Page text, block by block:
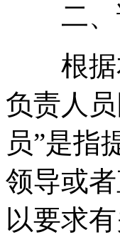
二、
根据
负责人
员”是指
领导或
以要求